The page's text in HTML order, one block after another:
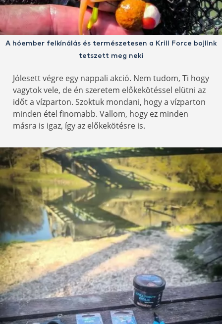
A hóember felkínálás és természetesen a Krill Force bojlink
tetszett meg neki
Jólesett végre egy nappali akció. Nem tudom, Ti hogy
vagytok vele, de én szeretem előkekötéssel elütni az
időt a vízparton. Szoktuk mondani, hogy a vízparton
minden étel finomabb. Vallom, hogy ez minden
másra is igaz, így az előkekötésre is.